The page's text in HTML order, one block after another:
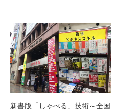
新書版「しゃべる」技術～全国